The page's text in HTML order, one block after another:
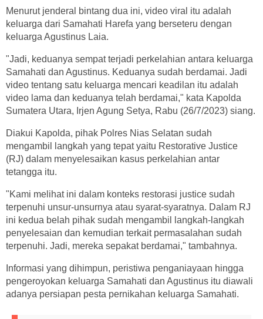
Menurut jenderal bintang dua ini, video viral itu adalah
keluarga dari Samahati Harefa yang berseteru dengan
keluarga Agustinus Laia.
"Jadi, keduanya sempat terjadi perkelahian antara keluarga
Samahati dan Agustinus. Keduanya sudah berdamai. Jadi
video tentang satu keluarga mencari keadilan itu adalah
video lama dan keduanya telah berdamai," kata Kapolda
Sumatera Utara, Irjen Agung Setya, Rabu (26/7/2023) siang.
Diakui Kapolda, pihak Polres Nias Selatan sudah
mengambil langkah yang tepat yaitu Restorative Justice
(RJ) dalam menyelesaikan kasus perkelahian antar
tetangga itu.
"Kami melihat ini dalam konteks restorasi justice sudah
terpenuhi unsur-unsurnya atau syarat-syaratnya. Dalam RJ
ini kedua belah pihak sudah mengambil langkah-langkah
penyelesaian dan kemudian terkait permasalahan sudah
terpenuhi. Jadi, mereka sepakat berdamai," tambahnya.
Informasi yang dihimpun, peristiwa penganiayaan hingga
pengeroyokan keluarga Samahati dan Agustinus itu diawali
adanya persiapan pesta pernikahan keluarga Samahati.